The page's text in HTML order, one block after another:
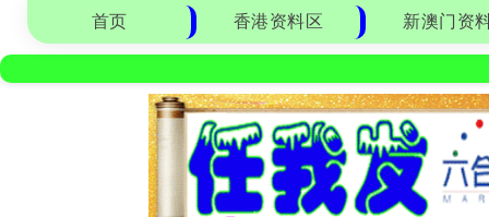
首页 香港资料区 新澳门资